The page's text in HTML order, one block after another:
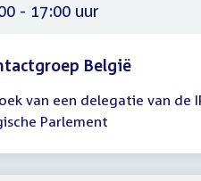
- 17:00 uur
België
van een delegatie van de
Parlement